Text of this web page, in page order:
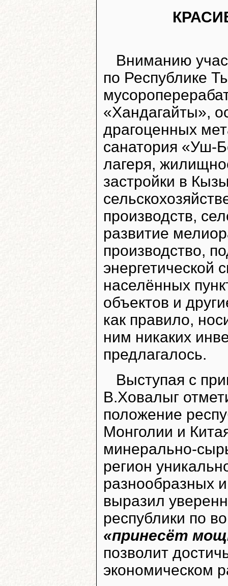
Вниманию
по Республике
«Хандагайты»,
драгоценных
санатория «Уш-
лагеря,
застройки в
производств,
развитие
производство,
энергетической
населённых
объектов и
как правило,
ним никаких
предлагалось.
Выступая с
В.Ховалыг
положение
Монголии и
минерально-
регион
разнообразных
выразил
республики по
«принесёт
позволит
экономическом